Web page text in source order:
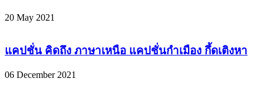
20 May 2021
แคปชั่น คิดถึง ภาษาเหนือ แคปชั่นกำเมือง กึ้ดเติงหา
06 December 2021